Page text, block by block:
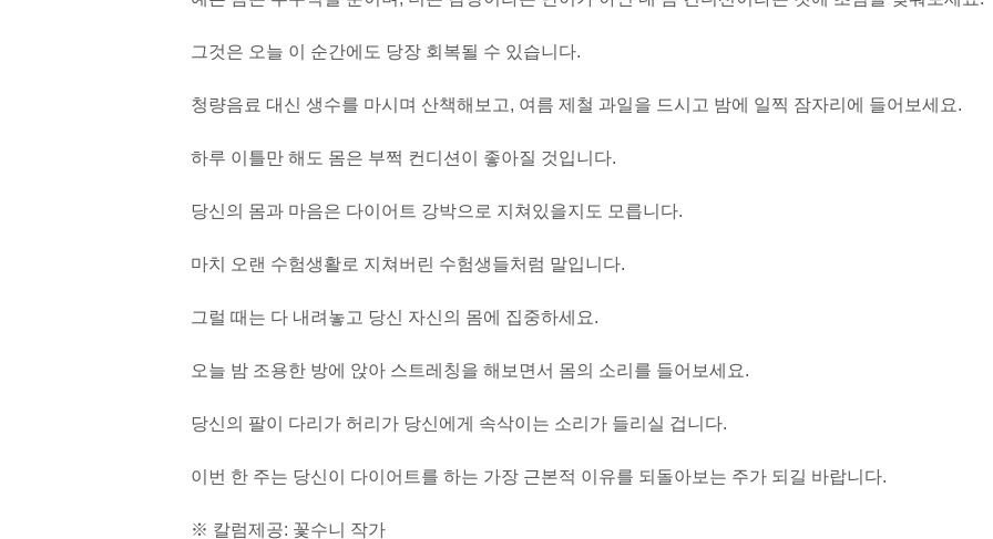
그것은 오늘 이 순간에도 당장 회복될 수 있습니다.
청량음료 대신 생수를 마시며 산책해보고, 여름 제철 과일을 드시고 밤에 일찍 잠자리에 들어보세요.
하루 이틀만 해도 몸은 부쩍 컨디션이 좋아질 것입니다.
당신의 몸과 마음은 다이어트 강박으로 지쳐있을지도 모릅니다.
마치 오랜 수험생활로 지쳐버린 수험생들처럼 말입니다.
그럴 때는 다 내려놓고 당신 자신의 몸에 집중하세요.
오늘 밤 조용한 방에 앉아 스트레칭을 해보면서 몸의 소리를 들어보세요.
당신의 팔이 다리가 허리가 당신에게 속삭이는 소리가 들리실 겁니다.
이번 한 주는 당신이 다이어트를 하는 가장 근본적 이유를 되돌아보는 주가 되길 바랍니다.
※ 칼럼제공: 꽃수니 작가